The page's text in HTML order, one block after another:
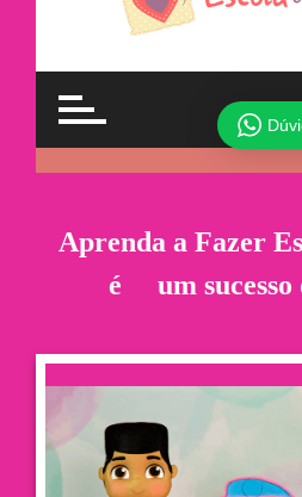
Aprenda a Fazer
é um sucesso